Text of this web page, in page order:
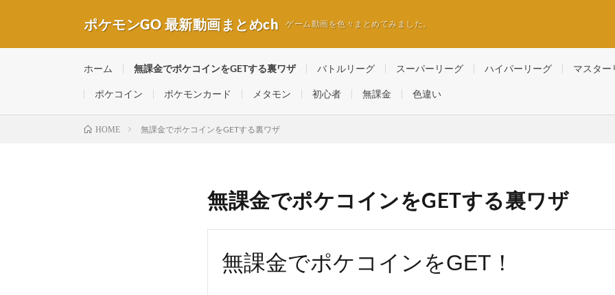
ポケモンGO 最新動画まとめch ゲーム動画を色々まとめてみました。
ホーム 無課金でポケコインをGETする裏ワザ バトルリーグ スーパーリーグ ハイパーリーグ マスター
ポケコイン ポケモンカード メタモン 初心者 無課金 色違い
HOME 無課金でポケコインをGETする裏ワザ
無課金でポケコインをGETする裏ワザ
無課金でポケコインをGET！